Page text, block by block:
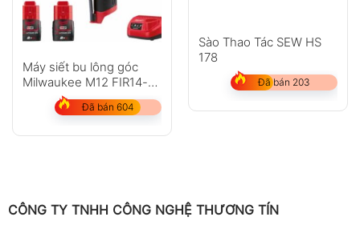
Máy siết bu lông góc
Milwaukee M12 FIR14-
Đã bán 604
Sào Thao Tác SEW HS
178
Đã bán 203
CÔNG TY TNHH CÔNG NGHỆ THƯƠNG TÍN